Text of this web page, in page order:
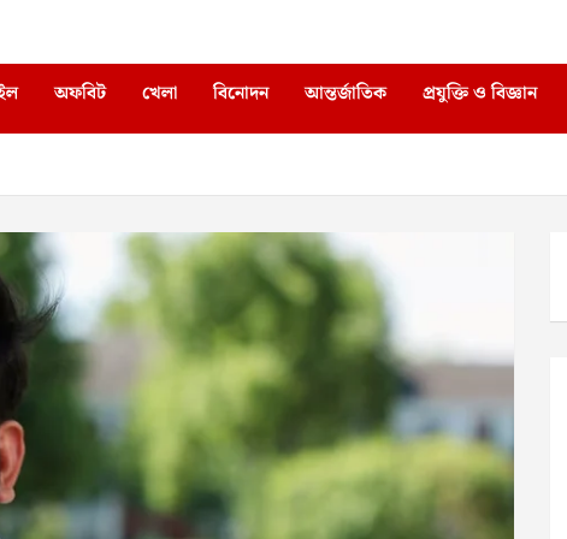
অফবিট খেলা বিনোদন আন্তর্জাতিক প্রযুক্তি ও বিজ্ঞান